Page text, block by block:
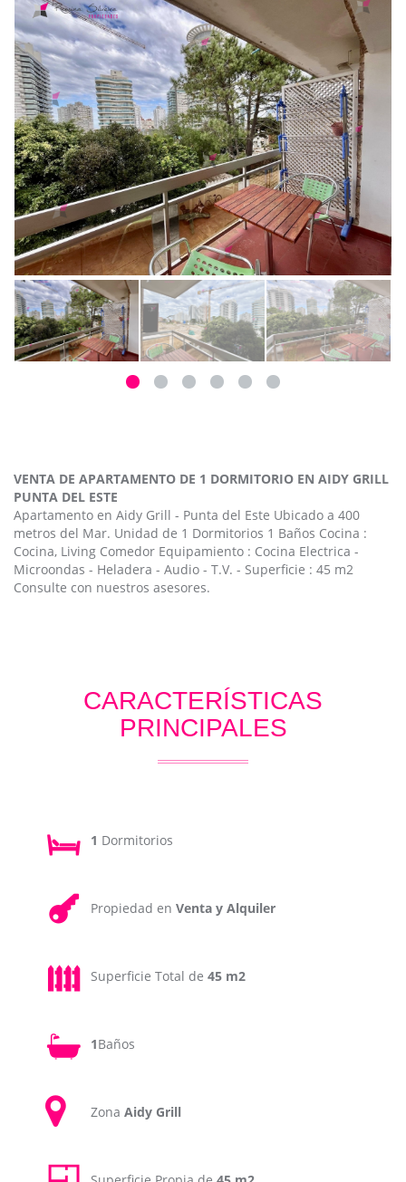
VENTA DE APARTAMENTO DE 1 DORMITORIO EN AIDY GRILL
PUNTA DEL ESTE
Apartamento en Aidy Grill - Punta del Este Ubicado a 400
metros del Mar. Unidad de 1 Dormitorios 1 Baños Cocina :
Cocina, Living Comedor Equipamiento : Cocina Electrica -
Microondas - Heladera - Audio - T.V. - Superficie : 45 m2
Consulte con nuestros asesores.
CARACTERÍSTICAS
PRINCIPALES
1 Dormitorios
Propiedad en Venta y Alquiler
Superficie Total de 45 m2
1Baños
Zona Aidy Grill